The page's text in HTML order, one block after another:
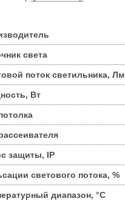
света
поток светильника, Лм
Вт
защиты, IP
светового потока, %
диапазон, °С